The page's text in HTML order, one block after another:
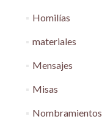
Homilías
materiales
Mensajes
Misas
Nombramientos